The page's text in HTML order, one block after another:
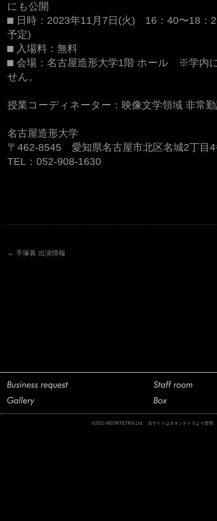
にも公開
⬛︎ 日時：2023年11月7日(火) 16：40〜18：
予定)
⬛︎ 入場料：無料
⬛︎ 会場：名古屋造形大学1階 ホール ※学内
せん。
授業コーディネーター：映像文学領域 非常
名古屋造形大学
〒462-8545 愛知県名古屋市北区名城2丁目
TEL：052-908-1630
← 手塚眞 出演情報
©2013 NEONTETRA,Ltd. 当サイトはネオンテトラより管理